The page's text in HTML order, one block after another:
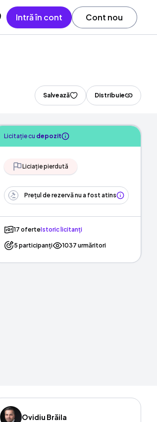
Intră în cont Cont nou
Salvează Distribuie
Licitație cu depozit
Liciație pierdută
Prețul de rezervă nu a fost atins
17 oferteIstoric licitanți
5 participanți 1037 urmăritori
Ovidiu Brăila